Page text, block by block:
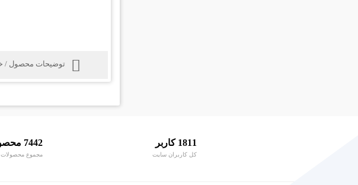
توضیحات محصول /
1811 کاربر
کل کاربران سایت
7442 محصول
مجموع محصولات